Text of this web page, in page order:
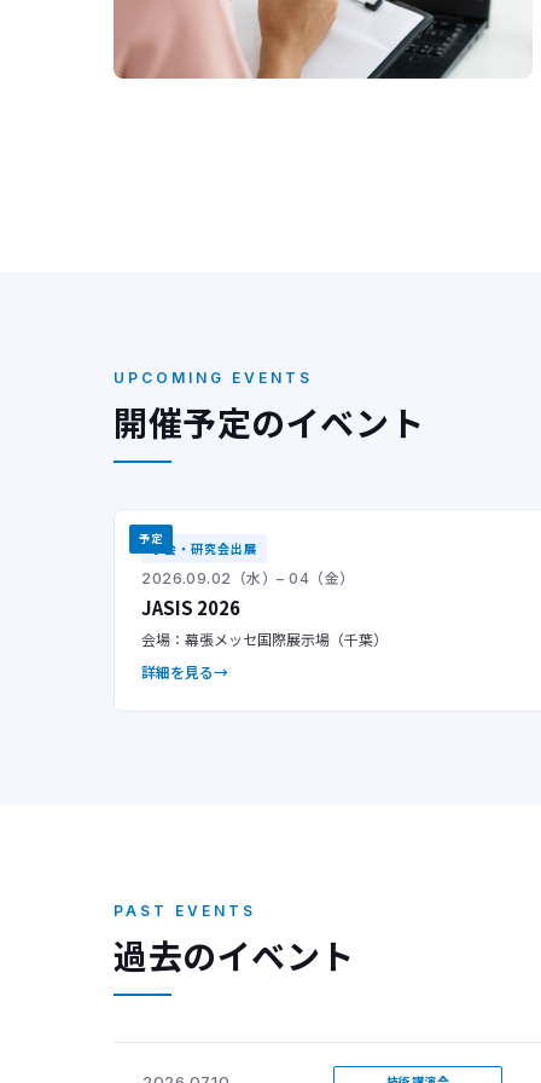
UPCOMING EVENTS
開催予定のイベント
予定
学会・研究会出展
2026.09.02（水）– 04（金）
JASIS 2026
会場：幕張メッセ国際展示場（千葉）
詳細を見る
PAST EVENTS
過去のイベント